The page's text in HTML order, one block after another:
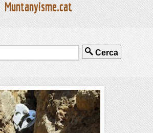
Muntanyisme.cat
Cerca